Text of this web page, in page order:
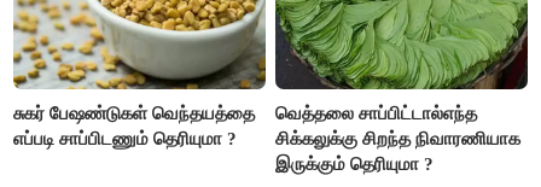
சுகர் பேஷண்டுகள் வெந்தயத்தை
எப்படி சாப்பிடணும் தெரியுமா ?
வெத்தலை சாப்பிட்டால்எந்த
சிக்கலுக்கு சிறந்த நிவாரணியாக
இருக்கும் தெரியுமா ?